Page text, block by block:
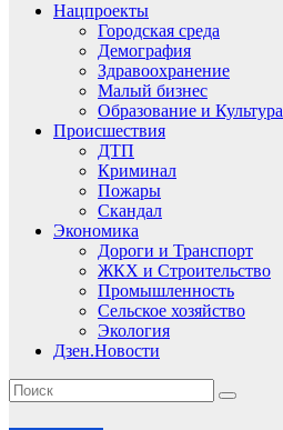
Нацпроекты
Городская среда
Демография
Здравоохранение
Малый бизнес
Образование и Культура
Происшествия
ДТП
Криминал
Пожары
Скандал
Экономика
Дороги и Транспорт
ЖКХ и Строительство
Промышленность
Сельское хозяйство
Экология
Дзен.Новости